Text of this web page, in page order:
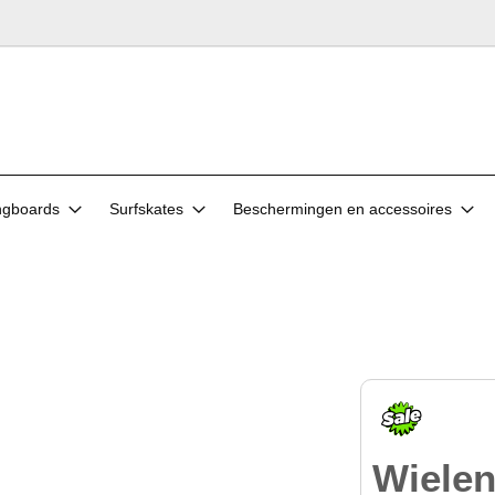
Surfskates Beschermingen en accessoires